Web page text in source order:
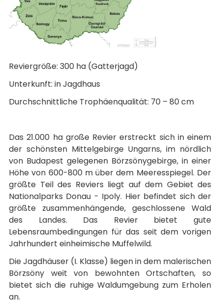
Reviergröße: 300 ha (Gatterjagd)
Unterkunft: in Jagdhaus
Durchschnittliche Trophäenqualität: 70 – 80 cm
Das 21.000 ha große Revier erstreckt sich in einem
der schönsten Mittelgebirge Ungarns, im nördlich
von Budapest gelegenen Börzsönygebirge, in einer
Höhe von 600-800 m über dem Meeresspiegel. Der
größte Teil des Reviers liegt auf dem Gebiet des
Nationalparks Donau - Ipoly. Hier befindet sich der
größte zusammenhängende, geschlossene Wald
des Landes. Das Revier bietet gute
Lebensraumbedingungen für das seit dem vorigen
Jahrhundert einheimische Muffelwild.
Die Jagdhäuser (I. Klasse) liegen in dem malerischen
Börzsöny weit von bewohnten Ortschaften, so
bietet sich die ruhige Waldumgebung zum Erholen
an.